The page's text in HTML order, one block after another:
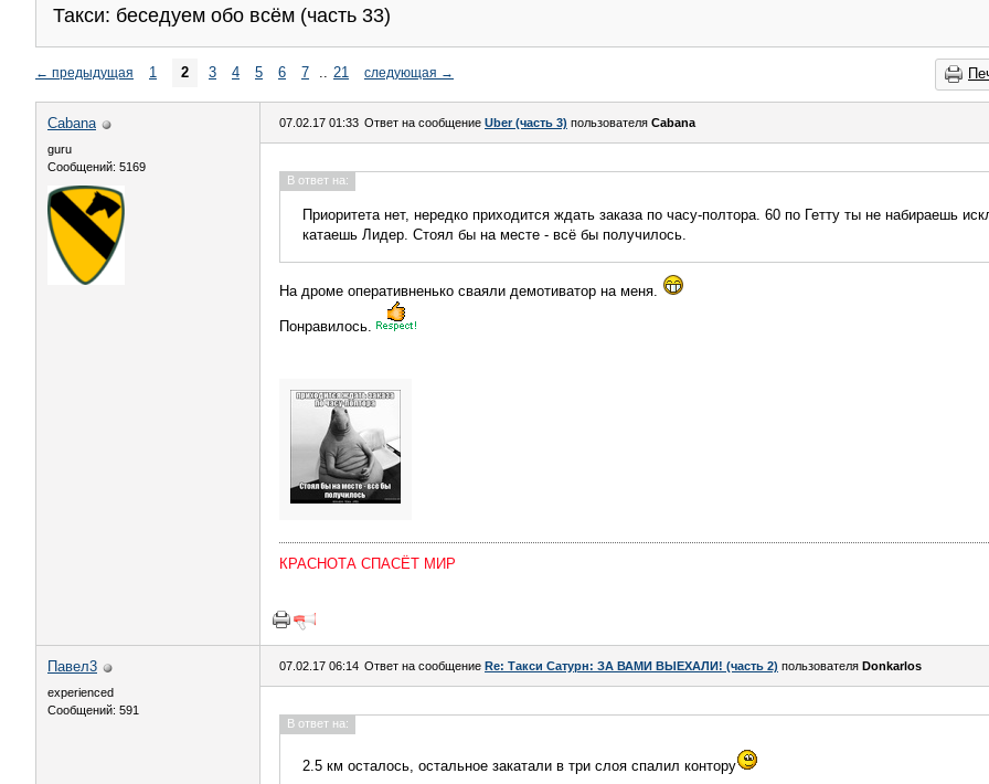
Такси: беседуем обо всём (часть 33)
← предыдущая 1 2 3 4 5 6 7 .. 21 следующая →
Cabana
guru
Сообщений: 5169
07.02.17 01:33 Ответ на сообщение Uber (часть 3) пользователя Cabana
В ответ на:
Приоритета нет, нередко приходится ждать заказа по часу-полтора. 60 по Гетту ты не набираешь
катаешь Лидер. Стоял бы на месте - всё бы получилось.
На дроме оперативненько сваяли демотиватор на меня.
Понравилось.
КРАСНОТА СПАСЁТ МИР
Павел3
experienced
Сообщений: 591
07.02.17 06:14 Ответ на сообщение Re: Такси Сатурн: ЗА ВАМИ ВЫЕХАЛИ! (часть 2) пользователя Donkarlos
В ответ на:
2.5 км осталось, остальное закатали в три слоя спалил контору